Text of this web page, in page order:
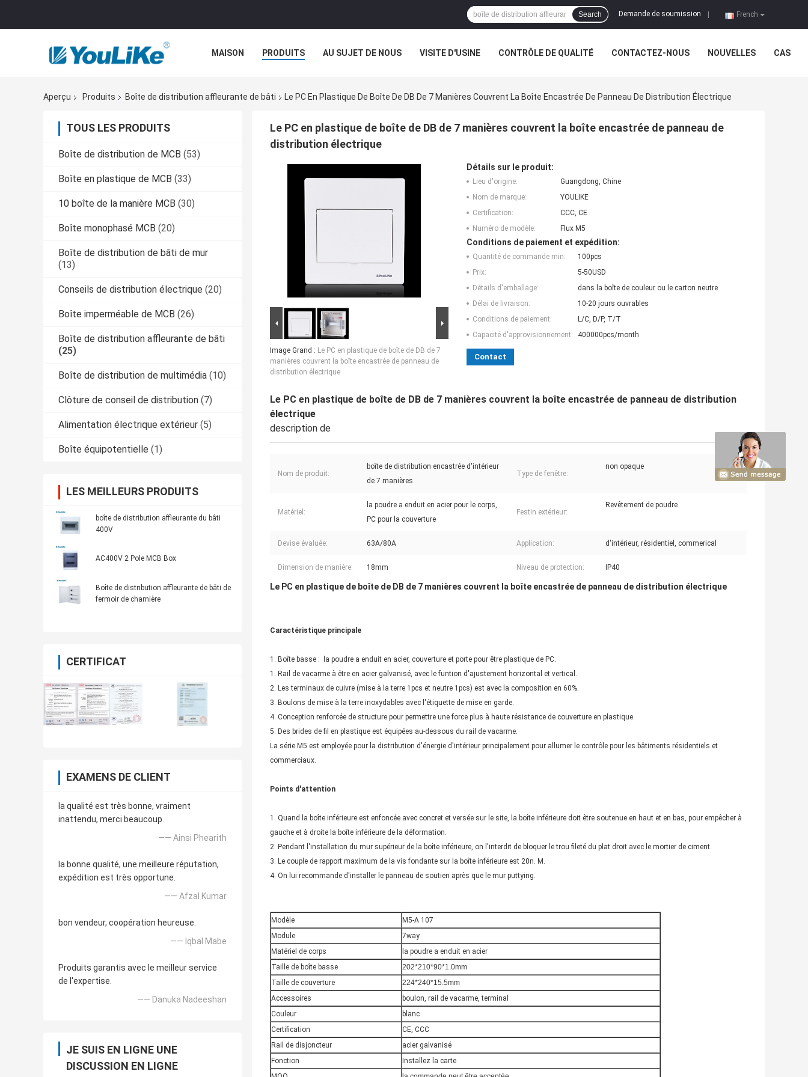
French
Demande de soumission
Search
MAISON PRODUITS AU SUJET DE NOUS VISITE D'USINE CONTRÔLE DE QUALITÉ CONTACTEZ-NOUS NOUVELLES CAS
Aperçu Produits Boîte de distribution affleurante de bâti Le PC En Plastique De Boîte De DB De 7 Manières Couvrent La Boîte Encastrée De Panneau De Distribution Électrique
TOUS LES PRODUITS
Boîte de distribution de MCB (53)
Boîte en plastique de MCB (33)
10 boîte de la manière MCB (30)
Boîte monophasé MCB (20)
Boîte de distribution de bâti de mur
(13)
Conseils de distribution électrique (20)
Boîte imperméable de MCB (26)
Boîte de distribution affleurante de bâti
(25)
Boîte de distribution de multimédia (10)
Clôture de conseil de distribution (7)
Alimentation électrique extérieur (5)
Boîte équipotentielle (1)
LES MEILLEURS PRODUITS
boîte de distribution affleurante du bâti
400V
AC400V 2 Pole MCB Box
Boîte de distribution affleurante de bâti de
fermoir de charnière
CERTIFICAT
EXAMENS DE CLIENT
la qualité est très bonne, vraiment
inattendu, merci beaucoup.
—— Ainsi Phearith
la bonne qualité, une meilleure réputation,
expédition est très opportune.
—— Afzal Kumar
bon vendeur, coopération heureuse.
—— Iqbal Mabe
Produits garantis avec le meilleur service
de l'expertise.
—— Danuka Nadeeshan
JE SUIS EN LIGNE UNE
DISCUSSION EN LIGNE
Le PC en plastique de boîte de DB de 7 manières couvrent la boîte encastrée de panneau de
distribution électrique
Image Grand : Le PC en plastique de boîte de DB de 7
manières couvrent la boîte encastrée de panneau de
distribution électrique
Détails sur le produit:
Lieu d'origine:
Guangdong, Chine
Nom de marque:
YOULIKE
Certification:
CCC, CE
Numéro de modèle:
Flux M5
Conditions de paiement et expédition:
Quantité de commande min:
100pcs
Prix:
5-50USD
Détails d'emballage:
dans la boîte de couleur ou le carton neutre
Délai de livraison:
10-20 jours ouvrables
Conditions de paiement:
L/C, D/P, T/T
Capacité d'approvisionnement:
400000pcs/month
Contact
Le PC en plastique de boîte de DB de 7 manières couvrent la boîte encastrée de panneau de distribution
électrique
description de
Nom de produit:
boîte de distribution encastrée d'intérieur
de 7 manières
Type de fenêtre:
non opaque
Matériel:
la poudre a enduit en acier pour le corps,
PC pour la couverture
Festin extérieur:
Revêtement de poudre
Devise évaluée: 63A/80A Application: d'intérieur, résidentiel, commerical
Dimension de manière: 18mm Niveau de protection: IP40
Le PC en plastique de boîte de DB de 7 manières couvrent la boîte encastrée de panneau de distribution électrique
Caractéristique principale
1. Boîte basse : la poudre a enduit en acier, couverture et porte pour être plastique de PC.
1. Rail de vacarme à être en acier galvanisé, avec le funtion d'ajustement horizontal et vertical.
2. Les terminaux de cuivre (mise à la terre 1pcs et neutre 1pcs) est avec la composition en 60%.
3. Boulons de mise à la terre inoxydables avec l'étiquette de mise en garde.
4. Conception renforcée de structure pour permettre une force plus à haute résistance de couverture en plastique.
5. Des brides de fil en plastique est équipées au-dessous du rail de vacarme.
La série M5 est employée pour la distribution d'énergie d'intérieur principalement pour allumer le contrôle pour les bâtiments résidentiels et
commerciaux.
Points d'attention
1. Quand la boîte inférieure est enfoncée avec concret et versée sur le site, la boîte inférieure doit être soutenue en haut et en bas, pour empêcher à
gauche et à droite la boîte inférieure de la déformation.
2. Pendant l'installation du mur supérieur de la boîte inférieure, on l'interdit de bloquer le trou fileté du plat droit avec le mortier de ciment.
3. Le couple de rapport maximum de la vis fondante sur la boîte inférieure est 20n. M.
4. On lui recommande d'installer le panneau de soutien après que le mur puttying.
Modèle
M5-A 107
Module
7way
Matériel de corps
la poudre a enduit en acier
Taille de boîte basse
202*210*90*1.0mm
Taille de couverture
224*240*15.5mm
Accessoires
boulon, rail de vacarme, terminal
Couleur
blanc
Certification
CE, CCC
Rail de disjoncteur
acier galvanisé
Fonction
Installez la carte